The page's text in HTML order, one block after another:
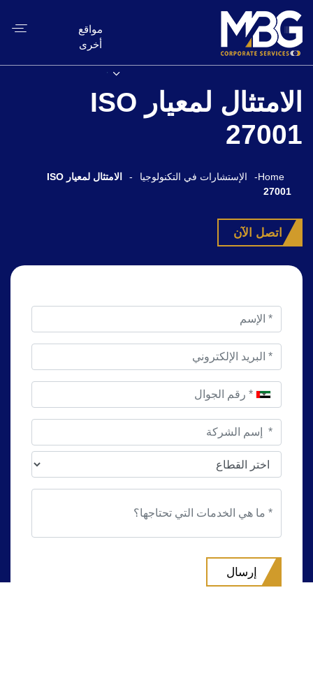
مواقع
أخرى
الامتثال لمعيار ISO
27001
Home
- الإستشارات في التكنولوجيا -
الامتثال لمعيار ISO
27001
اتصل الآن